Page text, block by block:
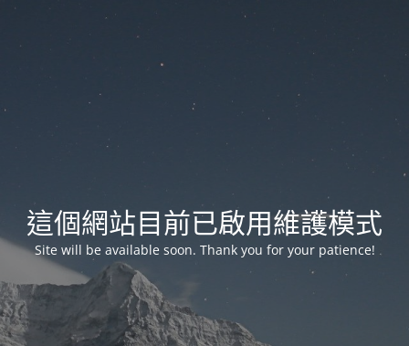
這個網站目前已啟用維護模式
Site will be available soon. Thank you for your patience!